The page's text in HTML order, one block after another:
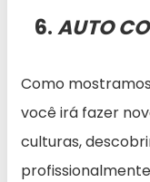
6.AUTO
Como
você irá fazer
culturas,